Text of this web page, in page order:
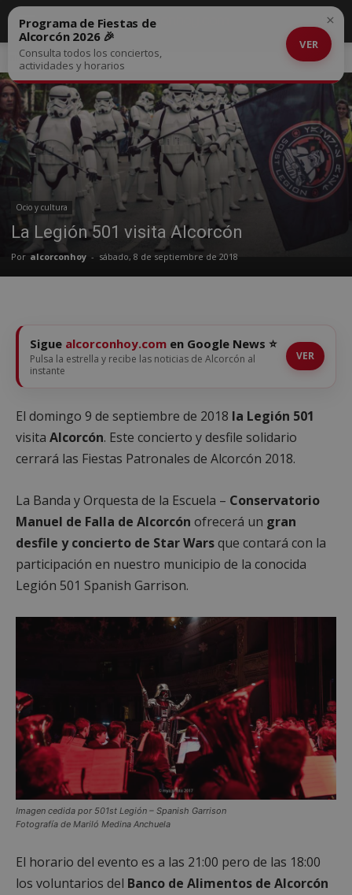
Inicio Ocio y cultura
Ocio y cultura
La Legión 501 visita Alcorcón
Por alcorconhoy - sábado, 8 de septiembre de 2018
Programa de Fiestas de
Alcorcón 2026 🎉
Consulta todos los conciertos,
actividades y horarios
VER
×
Sigue alcorconhoy.com en Google News ⭐
Pulsa la estrella y recibe las noticias de Alcorcón al
instante
VER
El domingo 9 de septiembre de 2018 la Legión 501
visita Alcorcón. Este concierto y desfile solidario
cerrará las Fiestas Patronales de Alcorcón 2018.
La Banda y Orquesta de la Escuela – Conservatorio
Manuel de Falla de Alcorcón ofrecerá un gran
desfile y concierto de Star Warsque contará con la
participación en nuestro municipio de la conocida
Legión 501 Spanish Garrison.
Imagen cedida por 501st Legión – Spanish Garrison
Fotografía de Mariló Medina Anchuela
El horario del evento es a las 21:00 pero de las 18:00
los voluntarios del Banco de Alimentos de Alcorcón